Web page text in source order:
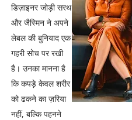
डिज़ाइनर जोड़ी सरथ
और जैस्मिन ने अपने
लेबल की बुनियाद एक
गहरी सोच पर रखी
है। उनका मानना है
कि कपड़े केवल शरीर
को ढकने का ज़रिया
नहीं, बल्कि पहनने